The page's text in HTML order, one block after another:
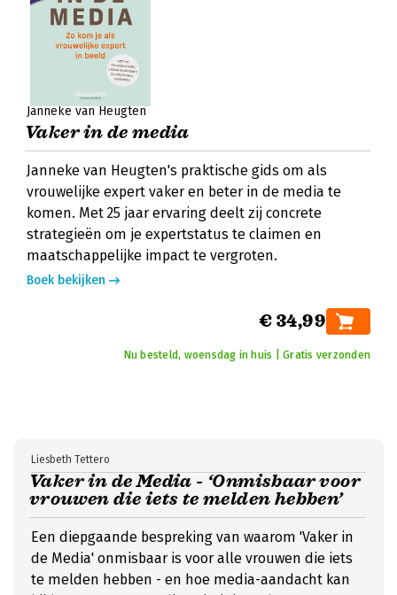
Janneke van Heugten
Vaker in de media
Janneke van Heugten's praktische gids om als
vrouwelijke expert vaker en beter in de media te
komen. Met 25 jaar ervaring deelt zij concrete
strategieën om je expertstatus te claimen en
maatschappelijke impact te vergroten.
Boek bekijken
€ 34,99
Nu besteld, woensdag in huis | Gratis verzonden
Vaker in de Media - ‘Onmisbaar voor
vrouwen die iets te melden hebben’
Liesbeth Tettero
Een diepgaande bespreking van waarom 'Vaker in
de Media' onmisbaar is voor alle vrouwen die iets
te melden hebben - en hoe media-aandacht kan